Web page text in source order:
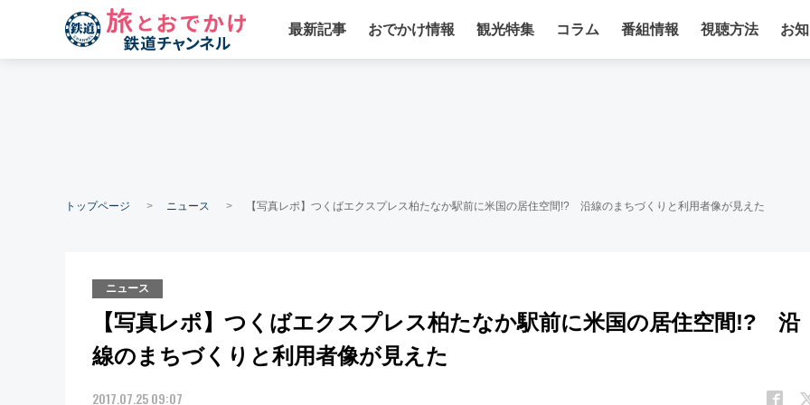
最新記事 おでかけ情報 観光特集 コラム 番組情報 視聴方法 お
トップページ ニュース 【写真レポ】つくばエクスプレス柏たなか駅前に米国の居住空間!? 沿線のまちづくりと利用者像が見えた
ニュース
【写真レポ】つくばエクスプレス柏たなか駅前に米国の居住空間!? 沿
線のまちづくりと利用者像が見えた
2017.07.25 09:07